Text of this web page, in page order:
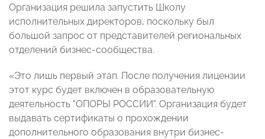
Организация решила запустить Школу
исполнительных директоров, поскольку был
большой запрос от представителей региональных
отделений бизнес-сообщества.
«Это лишь первый этап. После получения лицензии
этот курс будет включен в образовательную
деятельность "ОПОРЫ РОССИИ". Организация будет
выдавать сертификаты о прохождении
дополнительного образования внутри бизнес-